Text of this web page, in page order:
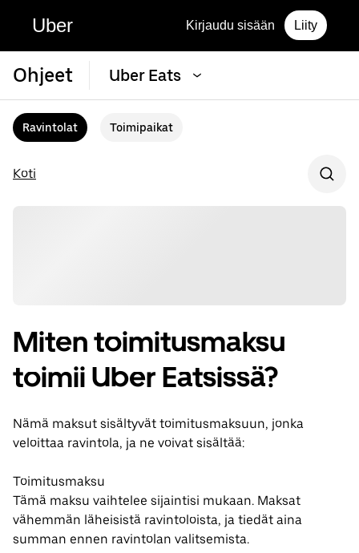
Uber Kirjaudu sisään Liity
Ohjeet Uber Eats
Ravintolat Toimipaikat
Koti
Miten toimitusmaksu
toimii Uber Eatsissä?
Nämä maksut sisältyvät toimitusmaksuun, jonka
veloittaa ravintola, ja ne voivat sisältää:
Toimitusmaksu
Tämä maksu vaihtelee sijaintisi mukaan. Maksat
vähemmän läheisistä ravintoloista, ja tiedät aina
summan ennen ravintolan valitsemista.